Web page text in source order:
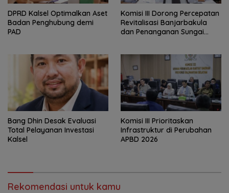
‎DPRD Kalsel Optimalkan Aset
Badan Penghubung demi
PAD
‎Komisi III Dorong Percepatan
Revitalisasi Banjarbakula
dan Penanganan Sungai
‎Bang Dhin Desak Evaluasi
Total Pelayanan Investasi
Kalsel
‎Komisi III Prioritaskan
Infrastruktur di Perubahan
APBD 2026
Rekomendasi untuk kamu